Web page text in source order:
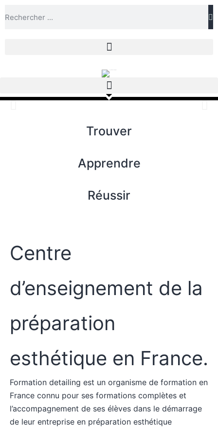
Trouver
Apprendre
Réussir
Centre
d’enseignement de la
préparation
esthétique en France.
Formation detailing est un organisme de formation en
France connu pour ses formations complètes et
l’accompagnement de ses élèves dans le démarrage
de leur entreprise en préparation esthétique